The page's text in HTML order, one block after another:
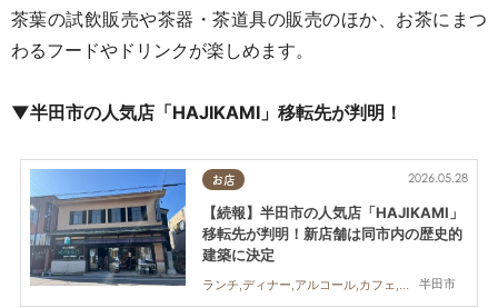
茶葉の試飲販売や茶器・茶道具の販売のほか、お茶にまつ
わるフードやドリンクが楽しめます。
▼半田市の人気店「HAJIKAMI」移転先が判明！
お店
半田市
2026.05.28
【続報】半田市の人気店「HAJIKAMI」
移転先が判明！新店舗は同市内の歴史的
建築に決定
ランチ,ディナー,アルコール,カフェ,スイーツ,テイクアウト,開店